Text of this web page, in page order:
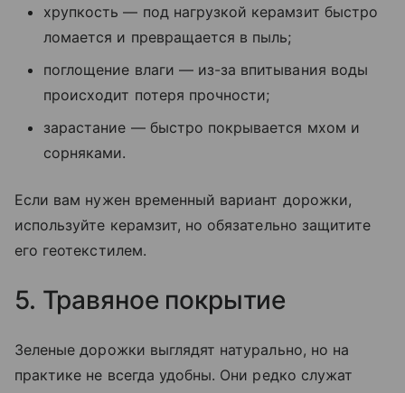
хрупкость — под нагрузкой керамзит быстро
ломается и превращается в пыль;
поглощение влаги — из-за впитывания воды
происходит потеря прочности;
зарастание — быстро покрывается мхом и
сорняками.
Если вам нужен временный вариант дорожки,
используйте керамзит, но обязательно защитите
его геотекстилем.
5. Травяное покрытие
Зеленые дорожки выглядят натурально, но на
практике не всегда удобны. Они редко служат